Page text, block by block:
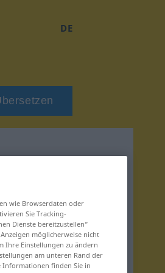
DE
wie Browserdaten oder
Sie Tracking-
Dienste bereitzustellen“
möglicherweise nicht
Ihre Einstellungen zu ändern
am unteren Rand der
Informationen finden Sie in